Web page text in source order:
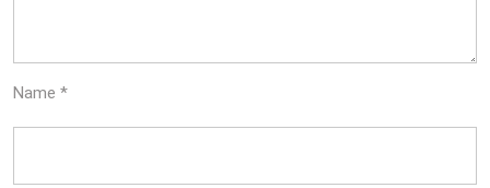
Name *